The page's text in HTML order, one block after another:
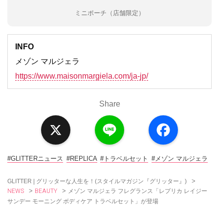
ミニポーチ（店舗限定）
INFO
メゾン マルジェラ
https://www.maisonmargiela.com/ja-jp/
Share
a
c
o
#GLITTERニュース #REPLICA #トラベルセット #メゾン マルジェラ
GLITTER | グリッターな人生を！(スタイルマガジン『グリッター』) >
NEWS > BEAUTY > メゾン マルジェラ フレグランス「レプリカ レイジー
サンデー モーニング ボディケア トラベルセット」が登場